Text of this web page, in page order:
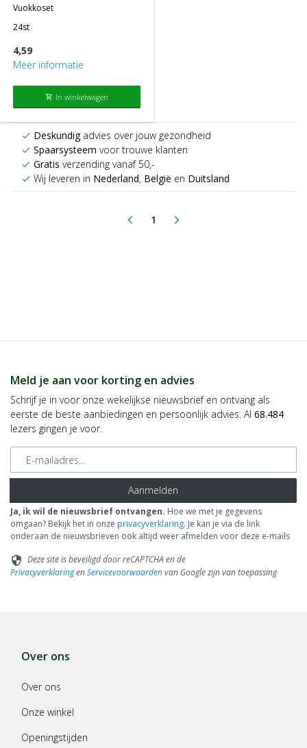
vuokkoset
24st
4,59
Meer informatie
shopping_cart In winkelwagen
check Deskundigadvies over jouw gezondheid
check Spaarsysteem voor trouwe klanten
check Gratis verzending vanaf 50,-
check Wij leveren in Nederland, België en Duitsland
arrow_back_ios 1(current)
arrow_forward_ios
Meld je aan voor korting en advies
Schrijf je in voor onze wekelijkse nieuwsbrief en ontvang als
eerste de beste aanbiedingen en persoonlijk advies. Al 68.484
lezers gingen je voor.
E-mailadres
Aanmelden
Ja, ik wil de nieuwsbrief ontvangen. Hoe we met je gegevens
omgaan? Bekijk het in onze privacyverklaring. Je kan je via de link
onderaan de nieuwsbrieven ook altijd weer afmelden voor deze e-mails
security Deze site is beveiligd door reCAPTCHA en de
PrivacyverklaringenServicevoorwaardenvan Google zijn van toepassing
Over ons
Over ons
Onze winkel
Openingstijden